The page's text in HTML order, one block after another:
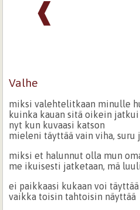
❰
Valhe
miksi valehtelitkaan minulle
kuinka kauan sitä oikein jatkui
nyt kun kuvaasi katson
mieleni täyttää vain viha, suru
miksi et halunnut olla mun
me ikuisesti jatketaan, mä
ei paikkaasi kukaan voi täyttää
vaikka toisin tahtoisin näyttää